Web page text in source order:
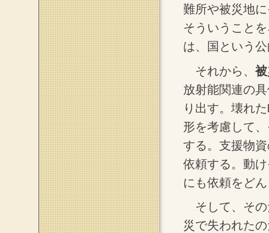
難所や被災地
そういうこと
は、国という
それから、
放射能関連の
り出す。壊れ
形を考慮して
する。支援物
依頼する。動
にも依頼をど
そして、その
災で失われた